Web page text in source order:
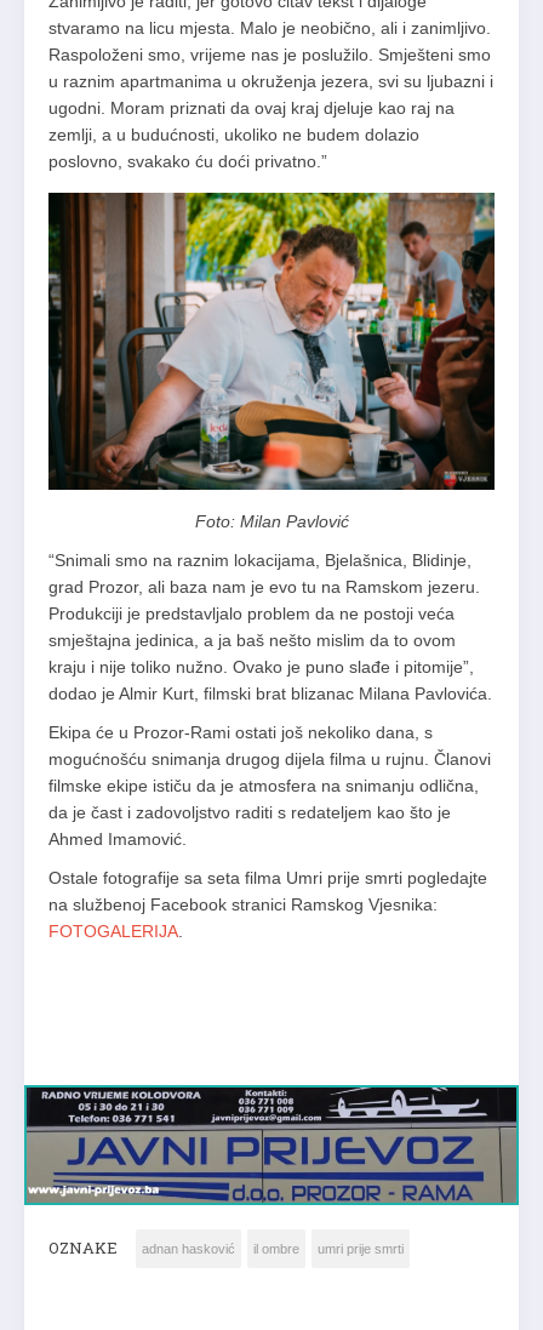
stvaramo na licu mjesta. Malo je neobično, ali i zanimljivo.
Raspoloženi smo, vrijeme nas je poslužilo. Smješteni smo
u raznim apartmanima u okruženja jezera, svi su ljubazni i
ugodni. Moram priznati da ovaj kraj djeluje kao raj na
zemlji, a u budućnosti, ukoliko ne budem dolazio
poslovno, svakako ću doći privatno.”
Foto: Milan Pavlović
“Snimali smo na raznim lokacijama, Bjelašnica, Blidinje,
grad Prozor, ali baza nam je evo tu na Ramskom jezeru.
Produkciji je predstavljalo problem da ne postoji veća
smještajna jedinica, a ja baš nešto mislim da to ovom
kraju i nije toliko nužno. Ovako je puno slađe i pitomije”,
dodao je Almir Kurt, filmski brat blizanac Milana Pavlovića.
Ekipa će u Prozor-Rami ostati još nekoliko dana, s
mogućnošću snimanja drugog dijela filma u rujnu. Članovi
filmske ekipe ističu da je atmosfera na snimanju odlična,
da je čast i zadovoljstvo raditi s redateljem kao što je
Ahmed Imamović.
Ostale fotografije sa seta filma Umri prije smrti pogledajte
na službenoj Facebook stranici Ramskog Vjesnika:
FOTOGALERIJA
OZNAKE adnan hasković il ombre umri prije smrti